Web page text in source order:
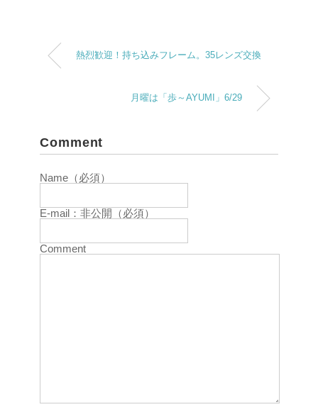
熱烈歓迎！持ち込みフレーム。35レンズ交換
月曜は「歩～AYUMI」6/29
Comment
Name（必須）
E-mail：非公開（必須）
Comment